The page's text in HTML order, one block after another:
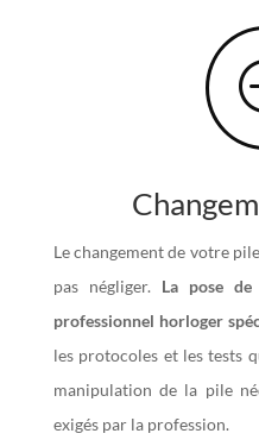
Le changement de votre
pas négliger. La pose
professionnel horloger
les protocoles et les tests
manipulation de la pile
exigés par la profession.